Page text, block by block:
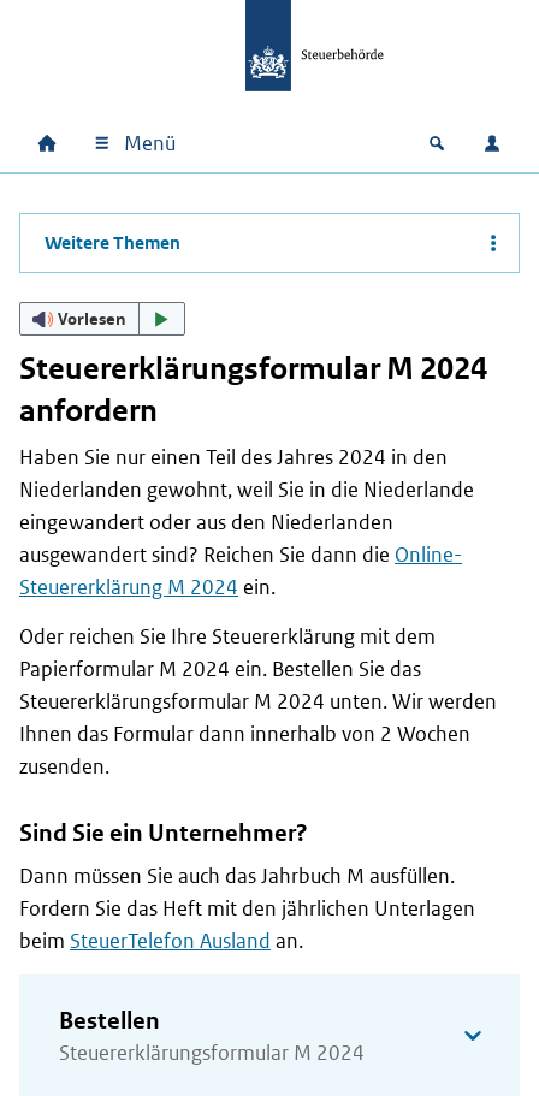
Hauptnavigation
Home Menü Open
Weitere Themen
Vorlesen
Steuererklärungsformular M 2024
anfordern
Haben Sie nur einen Teil des Jahres 2024 in den
Niederlanden gewohnt, weil Sie in die Niederlande
eingewandert oder aus den Niederlanden
ausgewandert sind? Reichen Sie dann die Online-
Steuererklärung M 2024 ein.
Oder reichen Sie Ihre Steuererklärung mit dem
Papierformular M 2024 ein. Bestellen Sie das
Steuererklärungsformular M 2024 unten. Wir werden
Ihnen das Formular dann innerhalb von 2 Wochen
zusenden.
Sind Sie ein Unternehmer?
Dann müssen Sie auch das Jahrbuch M ausfüllen.
Fordern Sie das Heft mit den jährlichen Unterlagen
beim SteuerTelefon Ausland an.
Bestellen
Steuererklärungsformular M 2024